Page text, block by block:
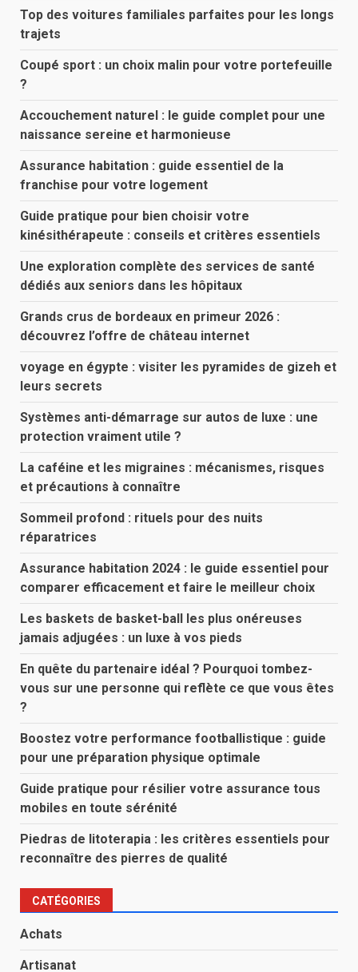
Top des voitures familiales parfaites pour les longs
trajets
Coupé sport : un choix malin pour votre portefeuille
?
Accouchement naturel : le guide complet pour une
naissance sereine et harmonieuse
Assurance habitation : guide essentiel de la
franchise pour votre logement
Guide pratique pour bien choisir votre
kinésithérapeute : conseils et critères essentiels
Une exploration complète des services de santé
dédiés aux seniors dans les hôpitaux
Grands crus de bordeaux en primeur 2026 :
découvrez l’offre de château internet
voyage en égypte : visiter les pyramides de gizeh et
leurs secrets
Systèmes anti-démarrage sur autos de luxe : une
protection vraiment utile ?
La caféine et les migraines : mécanismes, risques
et précautions à connaître
Sommeil profond : rituels pour des nuits
réparatrices
Assurance habitation 2024 : le guide essentiel pour
comparer efficacement et faire le meilleur choix
Les baskets de basket-ball les plus onéreuses
jamais adjugées : un luxe à vos pieds
En quête du partenaire idéal ? Pourquoi tombez-
vous sur une personne qui reflète ce que vous êtes
?
Boostez votre performance footballistique : guide
pour une préparation physique optimale
Guide pratique pour résilier votre assurance tous
mobiles en toute sérénité
Piedras de litoterapia : les critères essentiels pour
reconnaître des pierres de qualité
CATÉGORIES
Achats
Artisanat